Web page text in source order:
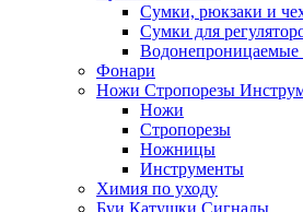
Сумки, рюкзаки и
Сумки для
Фонари
Ножи Стропорезы
Ножи
Стропорезы
Ножницы
Инструменты
Химия по уходу
Буи Катушки Сигналы